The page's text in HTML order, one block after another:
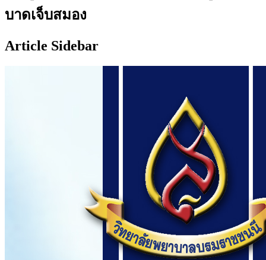
บาดเจ็บสมอง
Article Sidebar